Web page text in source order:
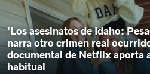
'Los asesinatos de Idaho:
narra otro crimen real
documental de Netflix aporta
habitual